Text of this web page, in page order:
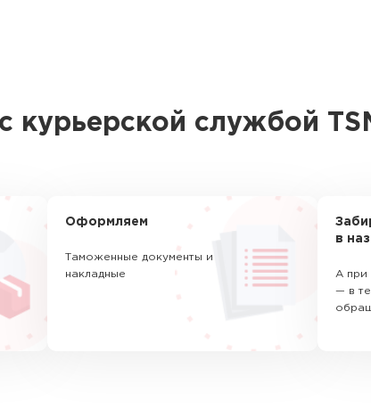
курьерской службой
Оформляем
Таможенные документы и
накладные
в
А при
— в